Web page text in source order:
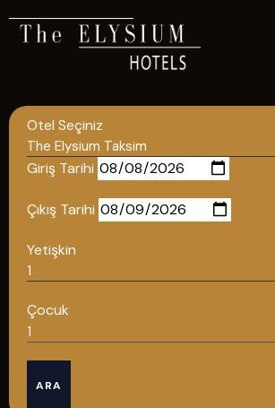
Otel Seçiniz
Giriş Tarihi
Çıkış Tarihi
Yetişkin
Çocuk
ARA
TÜM OTELLERIMIZ
POLITIKALAR
GIZLILIK POLITIKASI
Türkçe